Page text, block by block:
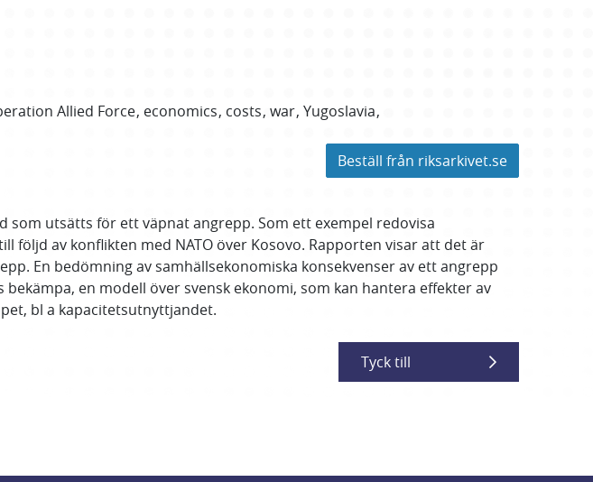
Allied Force economics costs war Yugoslavia
Beställ från riksarkivet.se
utsätts för ett väpnat angrepp. Som ett exempel redovisa
följd av konflikten med NATO över Kosovo. Rapporten visar att det är
En bedömning av samhällsekonomiska konsekvenser av ett angrepp
en modell över svensk ekonomi, som kan hantera effekter av
bl a kapacitetsutnyttjandet.
Tyck till